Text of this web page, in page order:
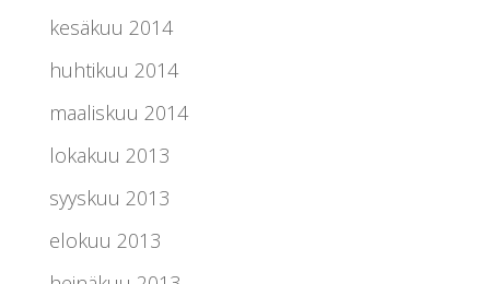
kesäkuu 2014
huhtikuu 2014
maaliskuu 2014
lokakuu 2013
syyskuu 2013
elokuu 2013